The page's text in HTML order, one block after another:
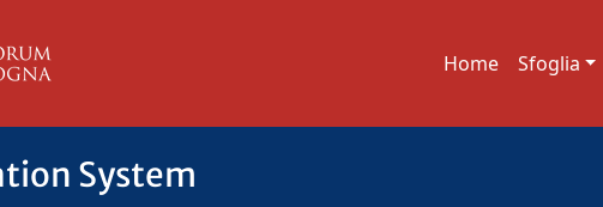
Home Sfoglia
System